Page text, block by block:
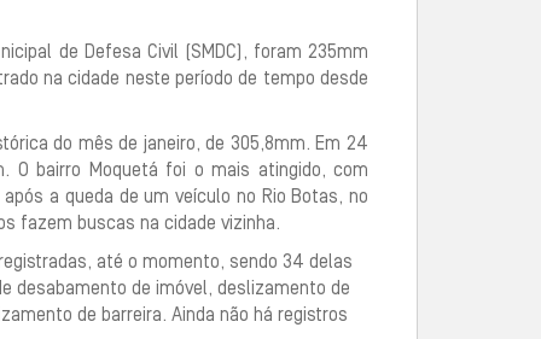
de Defesa Civil (SMDC), foram 235mm
na cidade neste período de tempo desde
do mês de janeiro, de 305,8mm. Em 24
O bairro Moquetá foi o mais atingido, com
a queda de um veículo no Rio Botas, no
fazem buscas na cidade vizinha.
até o momento, sendo 34 delas
desabamento de imóvel, deslizamento de
de barreira. Ainda não há registros